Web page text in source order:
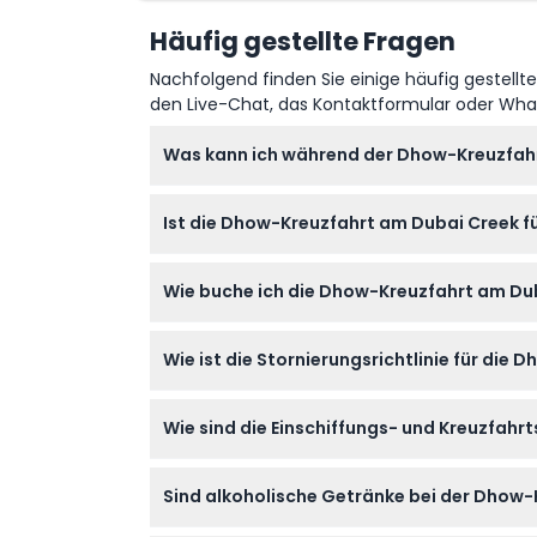
Abholzeit Rückgabezeit
19:30 – 19:45 Uhr
Bur Dubai, Deira, Business Bay
19:00 – 19:15 Uhr
Häufig gestellte Fragen
Nachfolgend finden Sie einige häufig
den Live-Chat, das Kontaktformular oder
Was kann ich während der Dhow-
Kulturelle Unterhaltung einschließlich
Ist die Dhow-Kreuzfahrt am Dubai Creek
Wie buche ich die Dhow-Kreuzfahrt am
Optionen wie einen Abholservice
Wie ist die Stornierungsrichtlinie für die
vorher oder Nicht-Erscheinen werden zu
Wie sind die Einschiffungs- und
Sommer- und Wintersaison. Bitte kommen
Sind alkoholische Getränke bei der